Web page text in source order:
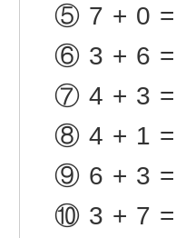
⑤ 7+0=
⑥ 3+6=
⑦ 4+3=
⑧ 4+1=
⑨ 6+3=
⑩ 3+7=